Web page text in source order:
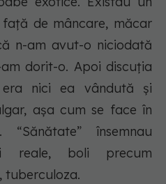
de mâncare, măcar
n-am avut-o niciodată
dorit-o. Apoi discuția
nici ea vândută și
așa cum se face în
însemnau
reale, boli precum
tuberculoza.